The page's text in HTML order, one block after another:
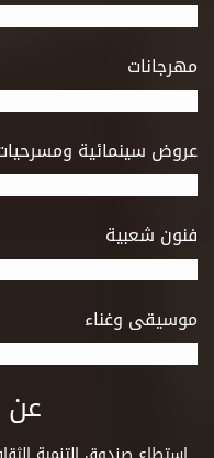
مهرجانات
عروض سينمائية
فنون شعبية
موسيقى وغناء
عن